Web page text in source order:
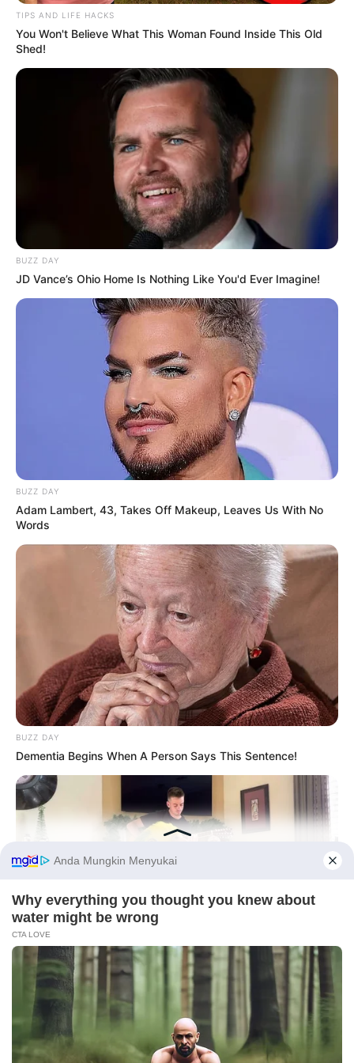
Ambyar! 10 Kalimat Baper
Pakai Bahasa Jawa Ini Bikin
Fail! 10 Potret Makanan Gagal
Dimasak yang Bikin Kamu
Nggak Selera
10 Pose Manekin Anti
Mainstream yang Konyol
Banget
8 Kata Lucu Seputar Malam
Minggu ala Jomblo yang Bikin
Ngenes
10 Desain Kanopi Tempat
Tidur, Serasa Beristirahat di
Tampil Lebih Modern, 7 Potret
Hasil Renovasi Rumah Berusia
TIPS AND LIFE HACKS
You Won't Believe What This Woman Found Inside This Old
Shed!
BUZZ DAY
JD Vance’s Ohio Home Is Nothing Like You'd Ever Imagine!
BUZZ DAY
Adam Lambert, 43, Takes Off Makeup, Leaves Us With No
Words
BUZZ DAY
Dementia Begins When A Person Says This Sentence!
BUZZ DAY
Watch This Parrot Belt Out A Pitch-Perfect Beyonce Song
Before You Go